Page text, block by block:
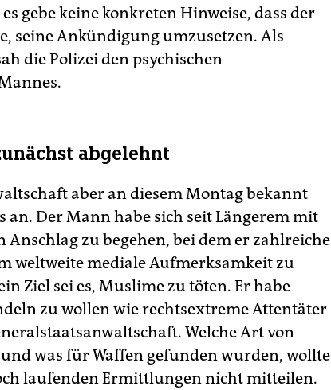
gebe keine konkreten Hinweise, dass der
seine Ankündigung umzusetzen. Als
die Polizei den psychischen
abgelehnt
aber an diesem Montag bekannt
an. Der Mann habe sich seit Längerem mit
Anschlag zu begehen, bei dem er zahlreiche
weltweite mediale Aufmerksamkeit zu
Ziel sei es, Muslime zu töten. Er habe
zu wollen wie rechtsextreme Attentäter
Welche Art von
was für Waffen gefunden wurden, wollte
laufenden Ermittlungen nicht mitteilen.